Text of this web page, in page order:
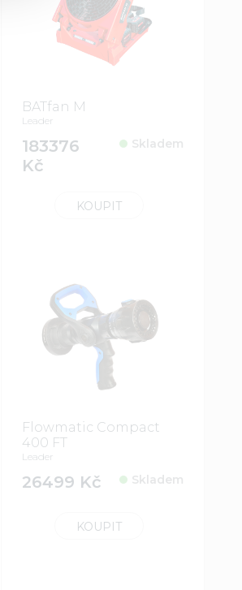
BATfan M
Leader
183376
Kč
Skladem
KOUPIT
Flowmatic Compact
400 FT
Leader
26499 Kč Skladem
KOUPIT